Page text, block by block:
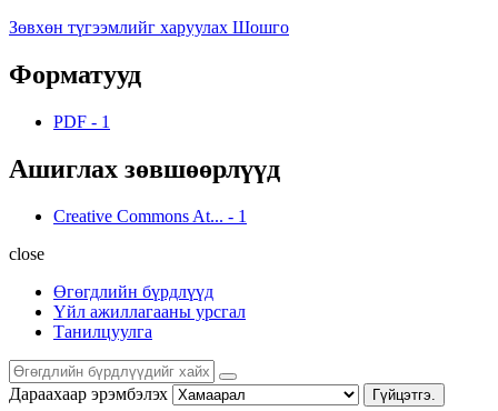
Зөвхөн түгээмлийг харуулах Шошго
Форматууд
PDF - 1
Ашиглах зөвшөөрлүүд
Creative Commons At... - 1
close
Өгөгдлийн бүрдлүүд
Үйл ажиллагааны урсгал
Танилцуулга
Дараахаар эрэмбэлэх Гүйцэтгэ.